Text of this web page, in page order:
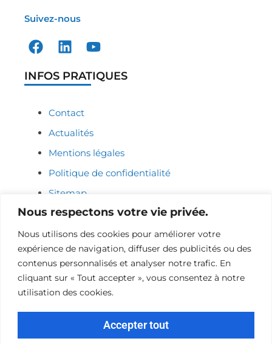
Nous respectons votre vie privée.
Nous utilisons des cookies pour améliorer votre
expérience de navigation, diffuser des publicités ou des
contenus personnalisés et analyser notre trafic. En
cliquant sur « Tout accepter », vous consentez à notre
utilisation des cookies.
Accepter tout
Suivez-nous
INFOS PRATIQUES
Contact
Actualités
Mentions légales
Politique de confidentialité
Sitemap
COORDONNÉES
06 15 18 42 65
sdabireau@amsc.fr
26 avenue Claude Bernard 77500 CHELLES
Du Lundi au Vendredi de 8h à 17h